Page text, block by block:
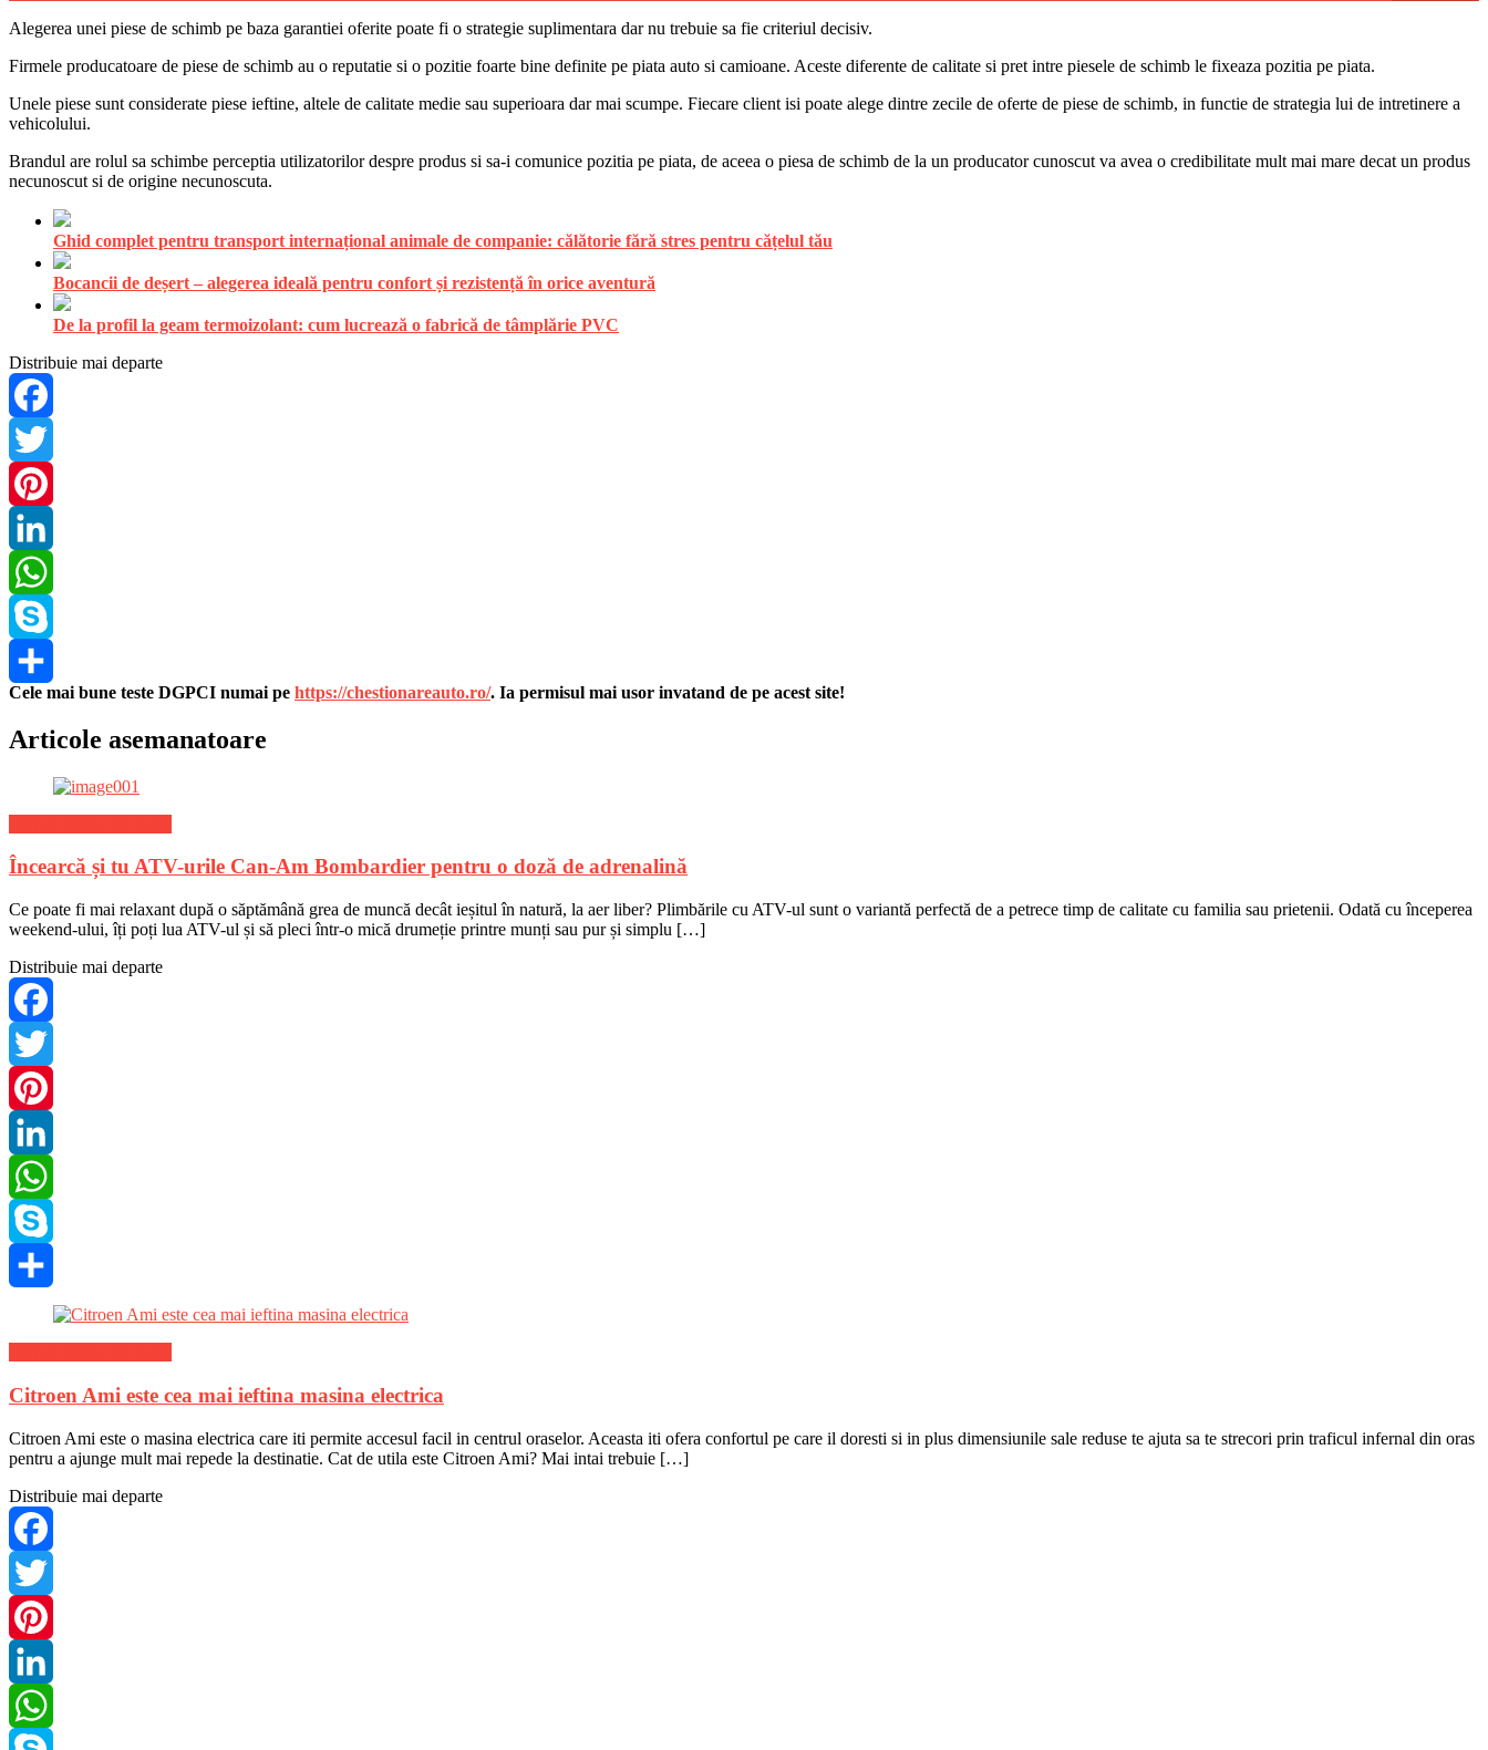
Alegerea unei piese de schimb pe baza garantiei oferite poate fi o strategie suplimentara dar nu trebuie sa fie criteriul decisiv.
Firmele producatoare de piese de schimb au o reputatie si o pozitie foarte bine definite pe piata auto si camioane. Aceste diferente de calitate si pret intre piesele de schimb le fixeaza pozitia pe piata.
Unele piese sunt considerate piese ieftine, altele de calitate medie sau superioara dar mai scumpe. Fiecare client isi poate alege dintre zecile de oferte de piese de schimb, in functie de strategia lui de intretinere a
vehicolului.
Brandul are rolul sa schimbe perceptia utilizatorilor despre produs si sa-i comunice pozitia pe piata, de aceea o piesa de schimb de la un producator cunoscut va avea o credibilitate mult mai mare decat un produs
necunoscut si de origine necunoscuta.
Ghid complet pentru transport internațional animale de companie: călătorie fără stres pentru cățelul tău
Bocancii de deșert – alegerea ideală pentru confort și rezistență în orice aventură
De la profil la geam termoizolant: cum lucrează o fabrică de tâmplărie PVC
Distribuie mai departe
Facebook
Twitter
Pinterest
LinkedIn
WhatsApp
Skype
Share
Cele mai bune teste DGPCI numai pe https://chestionareauto.ro/. Ia permisul mai usor invatand de pe acest site!
Articole asemanatoare
Încearcă și tu ATV-urile Can-Am Bombardier pentru o doză de adrenalină
Ce poate fi mai relaxant după o săptămână grea de muncă decât ieșitul în natură, la aer liber? Plimbările cu ATV-ul sunt o variantă perfectă de a petrece timp de calitate cu familia sau prietenii. Odată cu începerea
weekend-ului, îți poți lua ATV-ul și să pleci într-o mică drumeție printre munți sau pur și simplu […]
Distribuie mai departe
Facebook
Twitter
Pinterest
LinkedIn
WhatsApp
Skype
Citroen Ami este cea mai ieftina masina electrica
Citroen Ami este o masina electrica care iti permite accesul facil in centrul oraselor. Aceasta iti ofera confortul pe care il doresti si in plus dimensiunile sale reduse te ajuta sa te strecori prin traficul infernal din oras
pentru a ajunge mult mai repede la destinatie. Cat de utila este Citroen Ami? Mai intai trebuie […]
Distribuie mai departe
Facebook
Twitter
Pinterest
LinkedIn